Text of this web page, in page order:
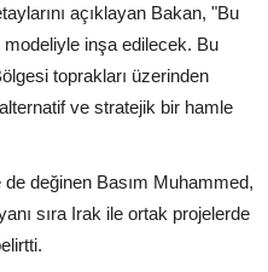
açıklayan Bakan, "Bu
inşa edilecek. Bu
toprakları üzerinden
ve stratejik bir hamle
değinen Basım Muhammed,
yanı sıra Irak ile ortak projelerde